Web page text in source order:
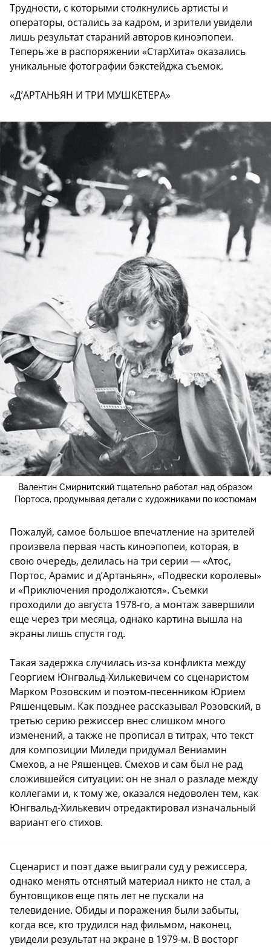
Трудности, с которыми столкнулись артисты и
операторы, остались за кадром, и зрители увидели
лишь результат стараний авторов киноэпопеи.
Теперь же в распоряжении «СтарХита» оказались
уникальные фотографии бэкстейджа съемок.
«Д’АРТАНЬЯН И ТРИ МУШКЕТЕРА»
Валентин Смирнитский тщательно работал над образом
Портоса, продумывая детали с художниками по костюмам
Пожалуй, самое большое впечатление на зрителей
произвела первая часть киноэпопеи, которая, в
свою очередь, делилась на три серии — «Атос,
Портос, Арамис и д’Артаньян», «Подвески королевы»
и «Приключения продолжаются». Съемки
проходили до августа 1978-го, а монтаж завершили
еще через три месяца, однако картина вышла на
экраны лишь спустя год.
Такая задержка случилась из-за конфликта между
Георгием Юнгвальд-Хилькевичем со сценаристом
Марком Розовским и поэтом-песенником Юрием
Ряшенцевым. Как позднее рассказывал Розовский, в
третью серию режиссер внес слишком много
изменений, а также не прописал в титрах, что текст
для композиции Миледи придумал Вениамин
Смехов, а не Ряшенцев. Смехов и сам был не рад
сложившейся ситуации: он не знал о разладе между
коллегами и, к тому же, оказался недоволен тем, как
Юнгвальд-Хилькевич отредактировал изначальный
вариант его стихов.
Сценарист и поэт даже выиграли суд у режиссера,
однако менять отснятый материал никто не стал, а
бунтовщиков еще пять лет не пускали на
телевидение. Обиды и поражения были забыты,
когда все, кто трудился над фильмом, наконец,
увидели результат на экране в 1979-м. В восторг